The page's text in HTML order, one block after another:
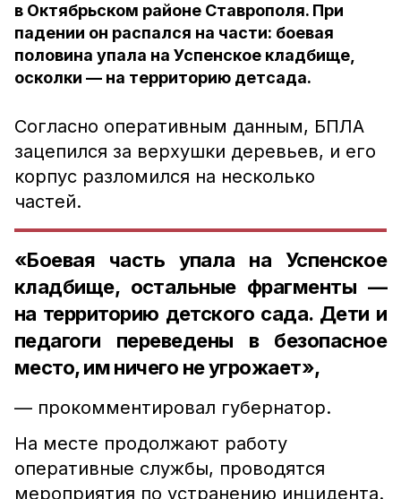
в Октябрьском районе Ставрополя. При
падении он распался на части: боевая
половина упала на Успенское кладбище,
осколки — на территорию детсада.
Согласно оперативным данным, БПЛА
зацепился за верхушки деревьев, и его
корпус разломился на несколько
частей.
«Боевая часть упала на Успенское
кладбище, остальные фрагменты —
на территорию детского сада. Дети и
педагоги переведены в безопасное
место, им ничего не угрожает»,
— прокомментировал губернатор.
На месте продолжают работу
оперативные службы, проводятся
мероприятия по устранению инцидента.